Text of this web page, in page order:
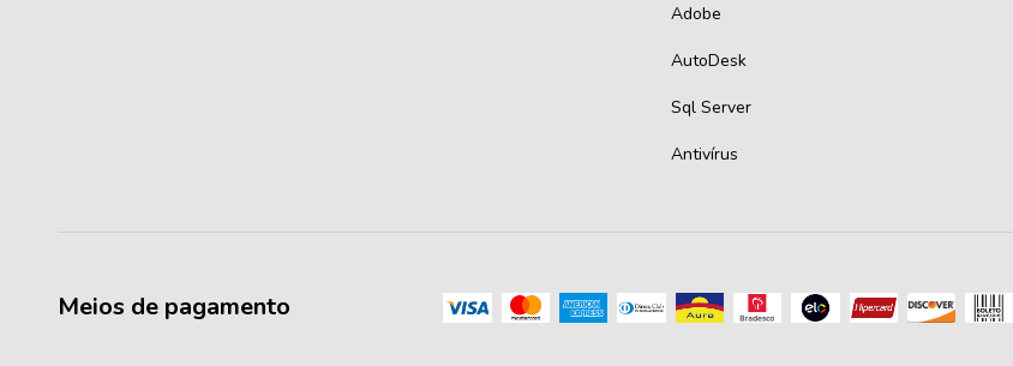
Adobe
AutoDesk
Sql Server
Antivírus
Meios de pagamento